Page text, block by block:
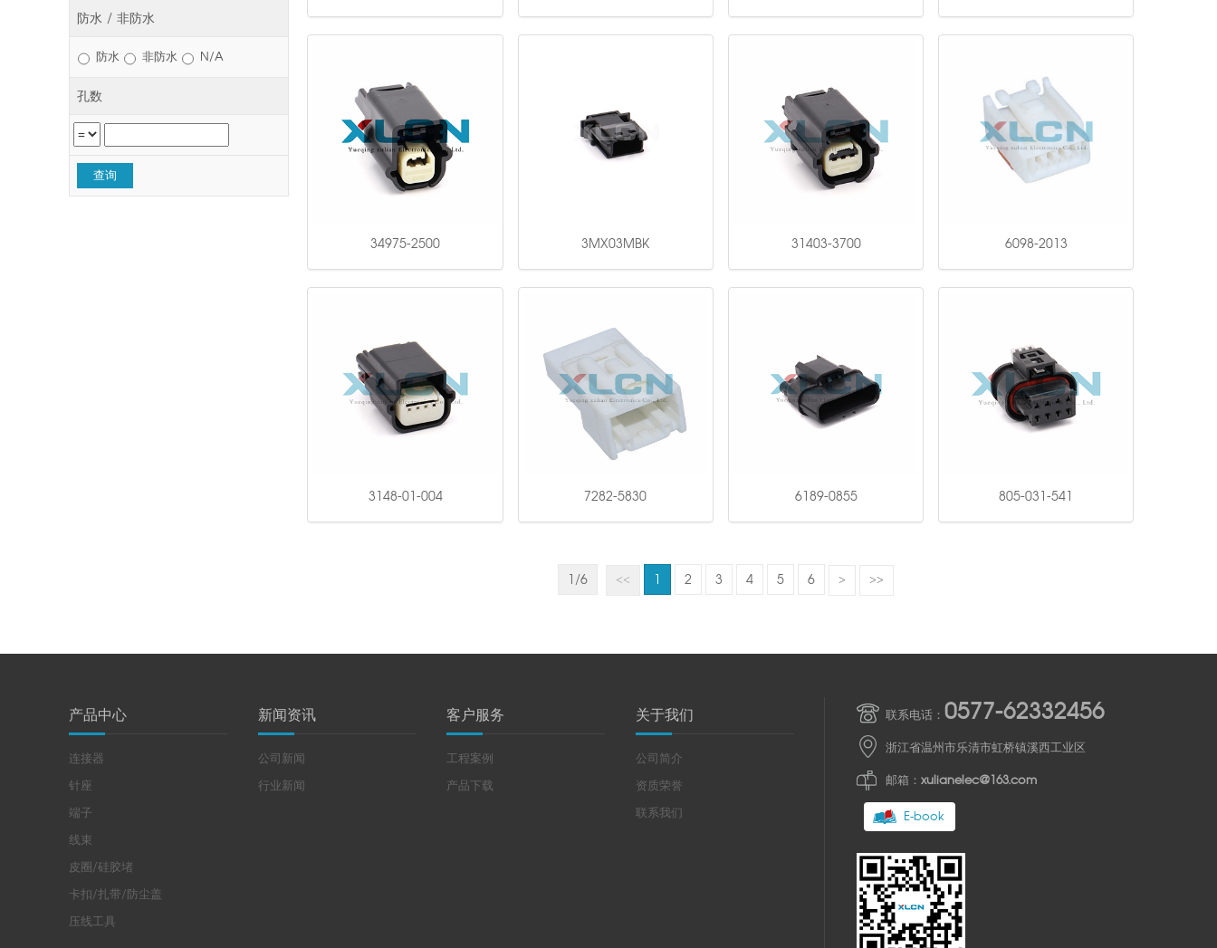
防水 / 非防水
防水 非防水 N/A
孔数
34975-2500 3MX03MBK 31403-3700 6098-2013
3148-01-004 7282-5830 6189-0855 805-031-541
1/6 << 1 2 3 4 5 6 > >>
产品中心
连接器
针座
端子
线束
皮圈/硅胶堵
卡扣/扎带/防尘盖
压线工具
新闻资讯
公司新闻
行业新闻
客户服务
工程案例
产品下载
关于我们
公司简介
资质荣誉
联系我们
联系电话：0577-62332456
浙江省温州市乐清市虹桥镇溪西工业区
邮箱：xulianelec@163.com
E-book